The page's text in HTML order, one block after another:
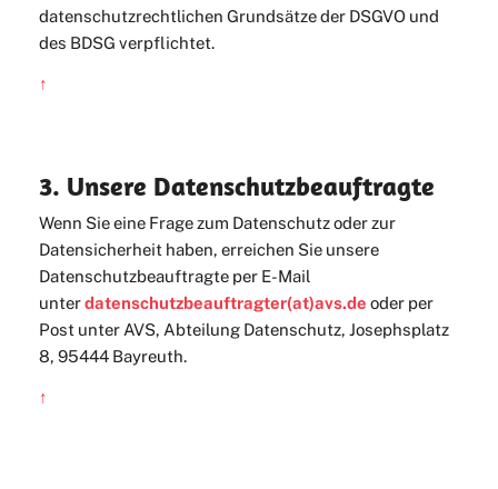
datenschutzrechtlichen Grundsätze der DSGVO und
des BDSG verpflichtet.
↑
3. Unsere Datenschutzbeauftragte
Wenn Sie eine Frage zum Datenschutz oder zur
Datensicherheit haben, erreichen Sie unsere
Datenschutzbeauftragte per E-Mail
unterdatenschutzbeauftragter(at)avs.de oder per
Post unter AVS, Abteilung Datenschutz, Josephsplatz
8, 95444 Bayreuth.
↑